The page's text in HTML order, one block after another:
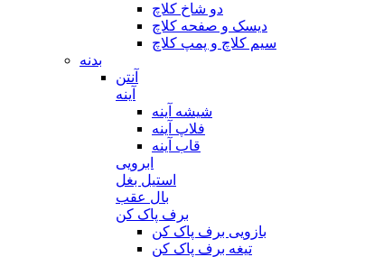
دو شاخ کلاچ
دیسک و صفحه کلاچ
سیم کلاچ و پمپ کلاچ
بدنه
آنتن
آینه
شیشه آینه
فلاپ آینه
قاب آینه
ابرویی
استیل بغل
بال عقب
برف پاک کن
بازویی برف پاک کن
تیغه برف پاک کن